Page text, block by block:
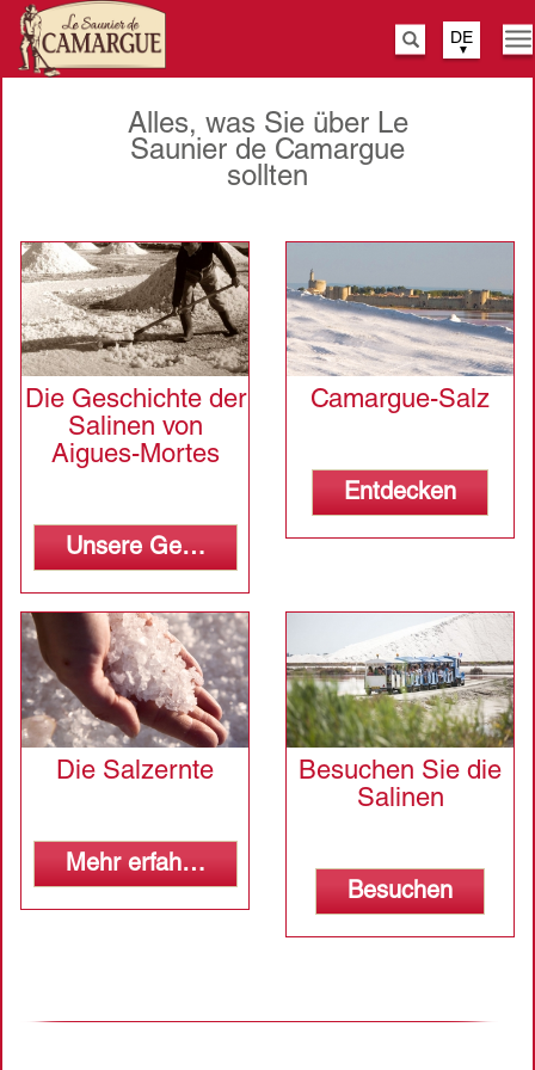
DE
Suche
Alles, was Sie über Le
Saunier de Camargue
sollten
Die Geschichte der
Salinen von
Aigues-Mortes
Unsere Geschichte
Camargue-Salz
Entdecken
Die Salzernte
Mehr erfahren
Besuchen Sie die
Salinen
Besuchen